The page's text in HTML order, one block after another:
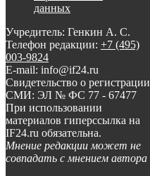
данных
Учредитель: Генкин А. С.
Телефон редакции: +7 (495)
003-9824
E-mail: info@if24.ru
Свидетельство о регистрации
СМИ: ЭЛ № ФС 77 - 67477
При использовании
материалов гиперссылка на
IF24.ru обязательна.
Мнение редакции может не
совпадать с мнением автора